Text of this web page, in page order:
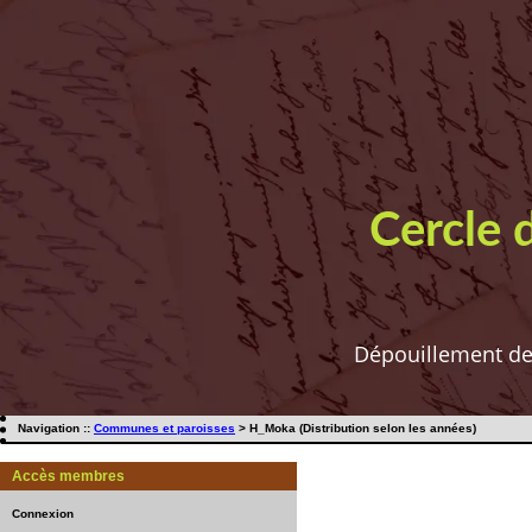
Cercle
Dépouillement
Navigation :: Communes et paroisses > H_Moka (Distribution selon les années)
Accès membres
Connexion